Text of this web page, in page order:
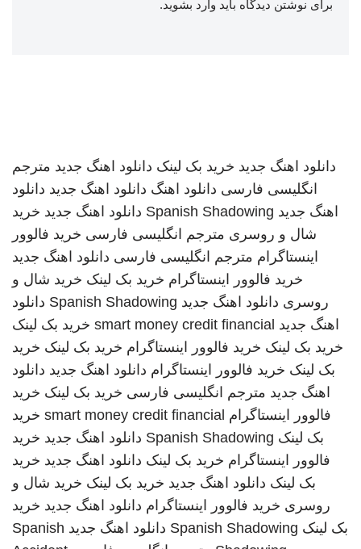
برای نوشتن دیدگاه باید وارد بشوید.
دانلود اهنگ جدید خرید بک لینک دانلود اهنگ جدید مترجم
انگلیسی فارسی دانلود اهنگ دانلود اهنگ جدید دانلود
اهنگ جدید Spanish Shadowing دانلود اهنگ جدید خرید
شال و روسری مترجم انگلیسی فارسی خرید فالوور
اینستاگرام مترجم انگلیسی فارسی دانلود اهنگ جدید
خرید فالوور اینستاگرام خرید بک لینک خرید شال و
روسری دانلود اهنگ جدید Spanish Shadowing دانلود
اهنگ جدید smart money credit financial خرید بک لینک
خرید بک لینک خرید فالوور اینستاگرام خرید بک لینک خرید
بک لینک خرید فالوور اینستاگرام دانلود اهنگ جدید دانلود
اهنگ جدید مترجم انگلیسی فارسی خرید بک لینک خرید
فالوور اینستاگرام smart money credit financial خرید
بک لینک Spanish Shadowing دانلود اهنگ جدید خرید
فالوور اینستاگرام خرید بک لینک دانلود اهنگ جدید خرید
بک لینک دانلود اهنگ جدید خرید بک لینک خرید شال و
روسری خرید فالوور اینستاگرام دانلود اهنگ جدید خرید
بک لینک Spanish Shadowing دانلود اهنگ جدید Spanish